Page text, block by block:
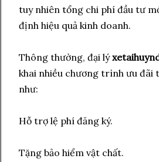
tuy nhiên tổng chi phí đầu tư
định hiệu quả kinh doanh.
Thông thường, đại lý
khai nhiều chương trình ưu đãi
như:
Hỗ trợ lệ phí đăng ký.
Tặng bảo hiểm vật chất.